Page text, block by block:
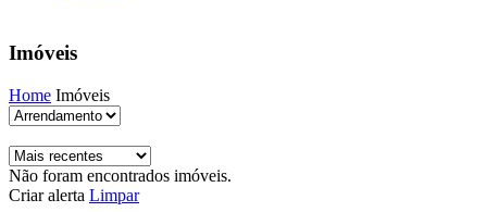
Imóveis
Home Imóveis
Não foram encontrados imóveis.
Criar alerta Limpar